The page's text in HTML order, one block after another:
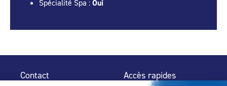
Spécialité Spa : Oui
Contact Accès rapides